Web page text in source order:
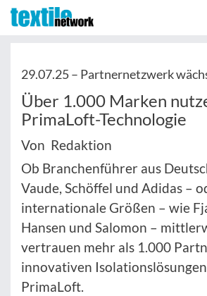
29.07.25 – Partnernetzwerk
Über 1.000 Marken
PrimaLoft-Technologie
Von Redaktion
Ob Branchenführer aus
Vaude, Schöffel und Adidas –
internationale Größen – wie
Hansen und Salomon –
vertrauen mehr als 1.000
innovativen
PrimaLoft.